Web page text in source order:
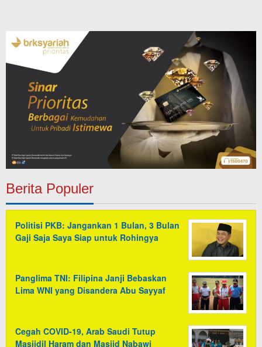
Berita Populer
Politisi PKB: Jangankan 1 Bulan, 3 Bulan
Gaji Saja Saya Siap untuk Rohingya
Panglima TNI: Filipina Janji Bebaskan
Lima WNI yang Disandera Abu Sayyaf
Cegah COVID-19, Arab Saudi Tutup
Masjidil Haram dan Masjid Nabawi